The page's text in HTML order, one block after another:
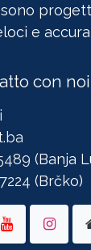
e
con noi
(Banja
(Brčko)